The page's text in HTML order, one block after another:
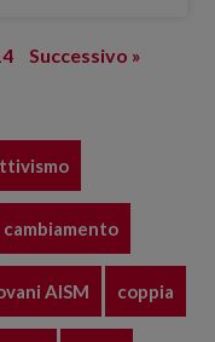
Successivo »
cambiamento
AISM coppia